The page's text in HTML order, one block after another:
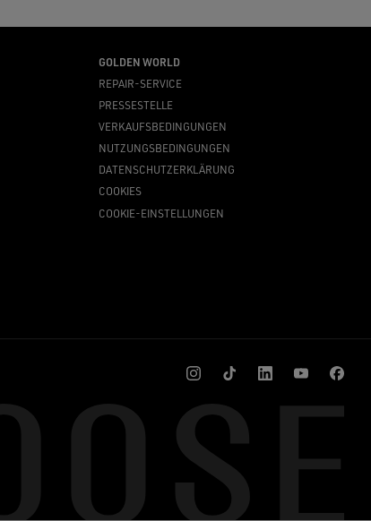
GOLDEN WORLD
REPAIR-SERVICE
PRESSESTELLE
VERKAUFSBEDINGUNGEN
NUTZUNGSBEDINGUNGEN
DATENSCHUTZERKLÄRUNG
COOKIES
COOKIE-EINSTELLUNGEN